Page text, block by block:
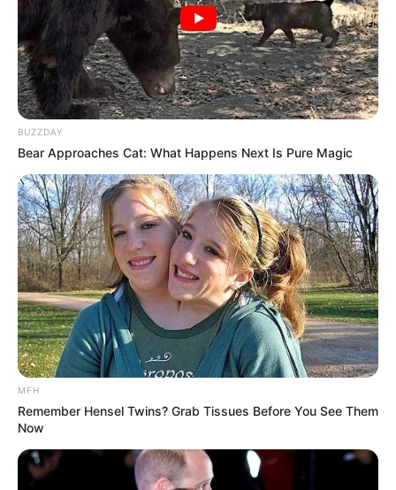
BUZZDAY
Bear Approaches Cat: What Happens Next Is Pure Magic
MFH
Remember Hensel Twins? Grab Tissues Before You See Them
Now